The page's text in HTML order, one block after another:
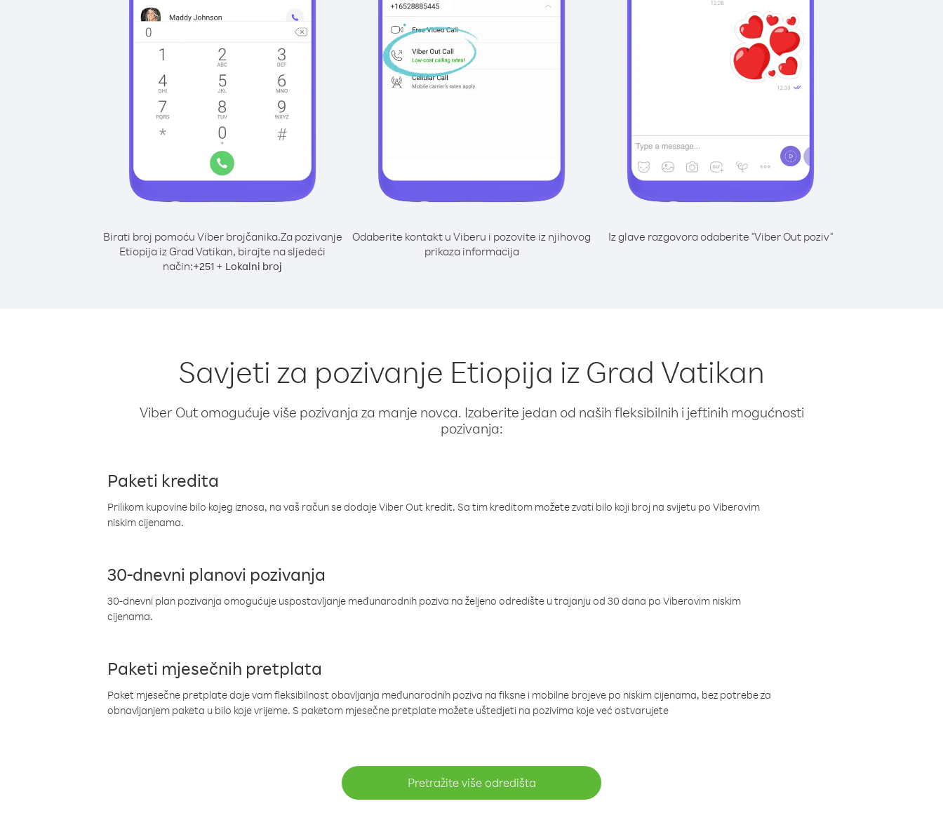
Birati broj pomoću Viber brojčanika.Za pozivanje
Etiopija iz Grad Vatikan, birajte na sljedeći
način:+251 + Lokalni broj
Odaberite kontakt u Viberu i pozovite iz njihovog
prikaza informacija
Iz glave razgovora odaberite "Viber Out poziv"
Savjeti za pozivanje Etiopija iz Grad Vatikan
Viber Out omogućuje više pozivanja za manje novca. Izaberite jedan od naših fleksibilnih i jeftinih mogućnosti
pozivanja:
Paketi kredita
Prilikom kupovine bilo kojeg iznosa, na vaš račun se dodaje Viber Out kredit. Sa tim kreditom možete zvati bilo koji broj na svijetu po Viberovim
niskim cijenama.
30-dnevni planovi pozivanja
30-dnevni plan pozivanja omogućuje uspostavljanje međunarodnih poziva na željeno odredište u trajanju od 30 dana po Viberovim niskim
cijenama.
Paketi mjesečnih pretplata
Paket mjesečne pretplate daje vam fleksibilnost obavljanja međunarodnih poziva na fiksne i mobilne brojeve po niskim cijenama, bez potrebe za
obnavljanjem paketa u bilo koje vrijeme. S paketom mjesečne pretplate možete uštedjeti na pozivima koje već ostvarujete
Pretražite više odredišta